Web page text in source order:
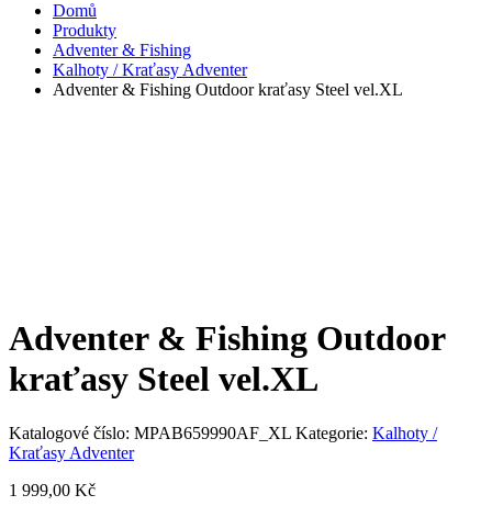
Domů
Produkty
Adventer & Fishing
Kalhoty / Kraťasy Adventer
Adventer & Fishing Outdoor kraťasy Steel vel.XL
Adventer & Fishing Outdoor
kraťasy Steel vel.XL
Katalogové číslo: MPAB659990AF_XL Kategorie: Kalhoty /
Kraťasy Adventer
1 999,00 Kč